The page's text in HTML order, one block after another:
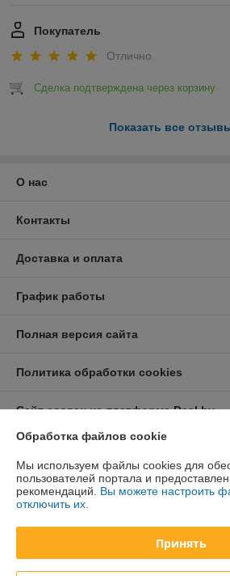
Покупатель
Отлично
Сделка подтверждена через корзину
Показать все
О нас
Контакты
Доставка и оплата
График работы
Полная версия сайта
Политика обработки cookies
Сайт создан на платформе Deal.by
Информация для покупателя
Юридическое лицо:ООО «Курсдеталь»
220002 г. Минск, 3-й Загородный пер., 4А
Регистрационный номер ЕГР: 192726278
Обработка файлов cookie
Мы используем файлы cookies для
пользователей портала и
рекомендаций. Вы можете настроить
отключить их.
Принять